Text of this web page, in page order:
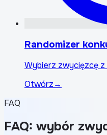
Randomizer
Wybierz zwycięzcę
Otwórz→
FAQ
FAQ: wybór